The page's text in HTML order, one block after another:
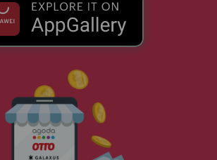
Golden Tree
Naturprodukte nur für Sie
bis zu12,5 %